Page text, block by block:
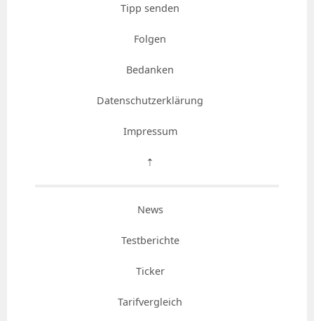
Tipp senden
Folgen
Bedanken
Datenschutzerklärung
Impressum
⇡
News
Testberichte
Ticker
Tarifvergleich